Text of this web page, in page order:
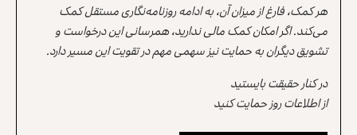
هر کمک، فارغ از میزان آن، به ادامه روزنامه‌نگاری مستقل کمک
می‌کند. اگر امکان کمک مالی ندارید، همرسانی این درخواست و
تشویق دیگران به حمایت نیز سهمی مهم در تقویت این مسیر دارد.
در کنار حقیقت بایستید
از اطلاعات روز حمایت کنید